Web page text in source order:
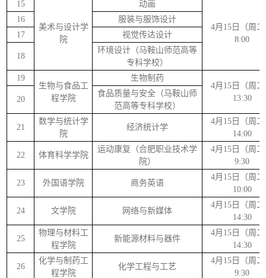
15
美术与设计学
院
动画
4月15日（周
8:00
16
服装与服饰设计
17
视觉传达设计
18
环境设计（马鞍山师范高等
专科学校）
19
生物与食品工
程学院
生物制药
4月15日（周
13:30
20
食品质量与安全（马鞍山师
范高等专科学校）
21
数学与统计学
院
经济统计学
4月15日（周
14:00
22 体育科学学院
运动康复（合肥职业技术学
院）
4月15日（周
9:30
23 外国语学院 商务英语
4月15日（周
10:00
24 文学院 网络与新媒体
4月15日（周
14:30
25
物理与材料工
程学院
新能源材料与器件
4月15日（周
14:30
26
化学与制药工
程学院
化学工程与工艺
4月15日（周
9:30